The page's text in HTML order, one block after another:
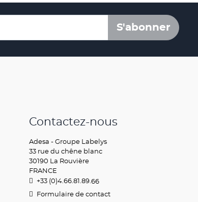
S'abonner
Contactez-nous
Adesa - Groupe Labelys
33 rue du chêne blanc
30190 La Rouvière
FRANCE
+33 (0)4.66.81.89.66
Formulaire de contact